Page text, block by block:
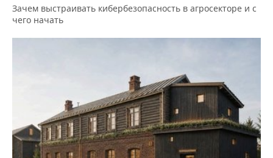
Зачем выстраивать кибербезопасность в агросекторе и с
чего начать